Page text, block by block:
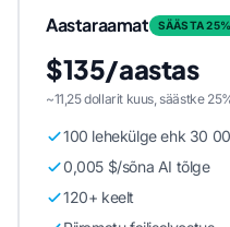
Aastaraamat SÄÄSTA 25%
$135/aastas
~11,25 dollarit kuus, säästke
100 lehekülge ehk 30
0,005 $/sõna AI tõlge
120+ keelt